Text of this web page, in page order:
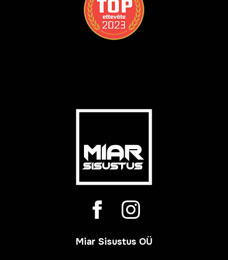
Miar Sisustus OÜ